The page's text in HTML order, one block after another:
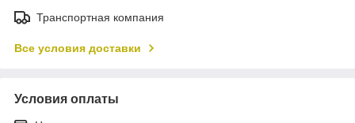
Транспортная компания
Все условия доставки
Условия оплаты